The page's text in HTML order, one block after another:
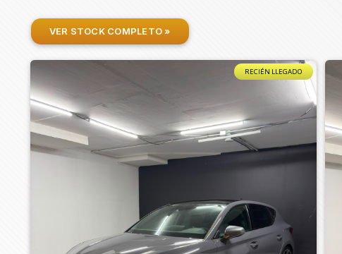
VER STOCK COMPLETO »
RECIÉN LLEGADO